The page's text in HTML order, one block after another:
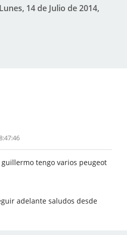
14 de Julio de 2014,
tengo varios peugeot
adelante saludos desde